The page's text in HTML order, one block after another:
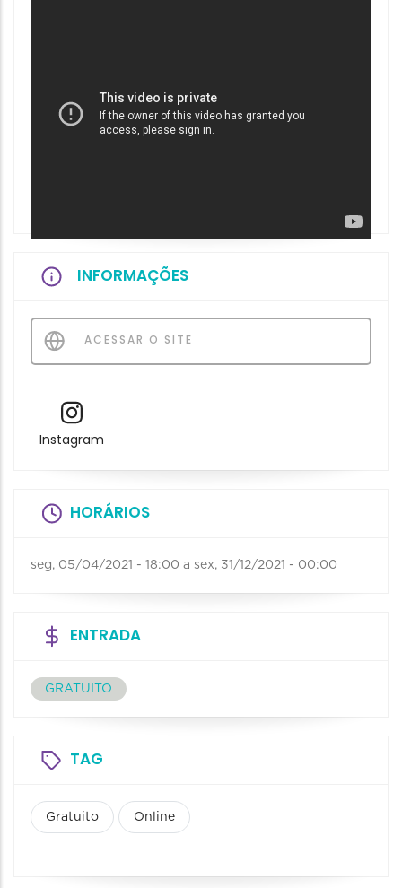
INFORMAÇÕES
ACESSAR O SITE
Instagram
HORÁRIOS
seg, 05/04/2021 - 18:00 a sex, 31/12/2021 - 00:00
ENTRADA
GRATUITO
TAG
Gratuito Online